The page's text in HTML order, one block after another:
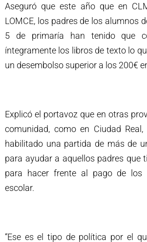
Aseguró que este año que en
LOMCE, los padres de los alumnos
5 de primaría han tenido que
íntegramente los libros de texto lo
un desembolso superior a los 200€
Explicó el portavoz que en otras
comunidad, como en Ciudad
habilitado una partida de más de
para ayudar a aquellos padres que
para hacer frente al pago de los
escolar.
“Ese es el tipo de política por el